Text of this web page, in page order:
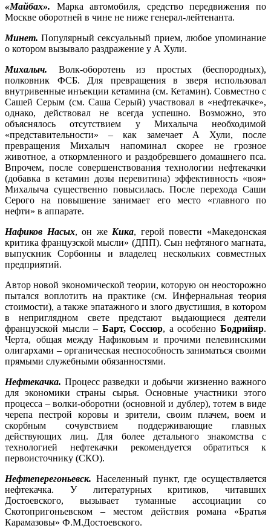
«Майбах». Марка автомобиля, средство передвижения по
Москве оборотней в чине не ниже генерал-лейтенанта.
Минет.Популярный сексуальный прием, любое упоминание
о котором вызывало раздражение у А Хули.
Михалыч. Волк-оборотень из простых (беспородных),
полковник ФСБ. Для превращения в зверя использовал
внутривенные инъекции кетамина (см. Кетамин). Совместно с
Сашей Серым (см. Саша Серый) участвовал в «нефтекачке»,
однако, действовал не всегда успешно. Возможно, это
объяснялось отсутствием у Михалыча необходимой
«представительности» – как замечает А Хули, после
превращения Михалыч напоминал скорее не грозное
животное, а откормленного и раздобревшего домашнего пса.
Впрочем, после совершенствования технологии нефтекачки
(добавка в кетамин дозы перевитина) эффективность «воя»
Михалыча существенно повысилась. После перехода Саши
Серого на повышение занимает его место «главного по
нефти» в аппарате.
Нафиков Насых, он же Кика, герой повести «Македонская
критика французской мысли» (ДПП). Сын нефтяного магната,
выпускник Сорбонны и владелец нескольких совместных
предприятий.
Автор новой экономической теории, которую он неосторожно
пытался воплотить на практике (см. Инфернальная теория
стоимости), а также эпатажного и злого двустишия, в котором
в неприглядном свете предстают выдающиеся деятели
французской мысли – Барт, Соссюр, а особенноБодрийяр.
Черта, общая между Нафиковым и прочими пелевинскими
олигархами – органическая неспособность заниматься своими
прямыми служебными обязанностями.
Нефтекачка. Процесс разведки и добычи жизненно важного
для экономики страны сырья. Основные участники этого
процесса – волки-оборотни (основной и дублер), тотем в виде
черепа пестрой коровы и зрители, своим плачем, воем и
скорбным сочувствием поддерживающие главных
действующих лиц. Для более детального знакомства с
технологией нефтекачки рекомендуется обратиться к
первоисточнику (СКО).
Нефтеперегоньевск. Населенный пункт, где осуществляется
нефтекачка. У литературных критиков, читавших
Достоевского, вызывает туманные ассоциации со
Скотопригоньевском – местом действия романа «Братья
Карамазовы» Ф.М.Достоевского.